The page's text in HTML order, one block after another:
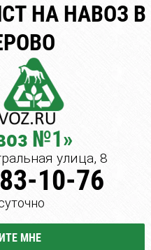
НА НАВОЗ В
№1»
улица, 8
10-76
МНЕ